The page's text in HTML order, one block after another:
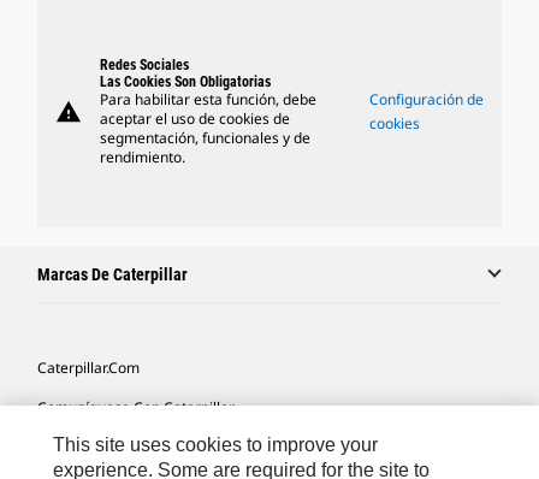
warning
Redes Sociales
Las Cookies Son Obligatorias
Para habilitar esta función, debe
aceptar el uso de cookies de
segmentación, funcionales y de
rendimiento.
Configuración de
cookies
Marcas De Caterpillar
Caterpillar.com
Comuníquese Con Caterpillar
Mis Preferencias De Marketing
This site uses cookies to improve your
experience. Some are required for the site to